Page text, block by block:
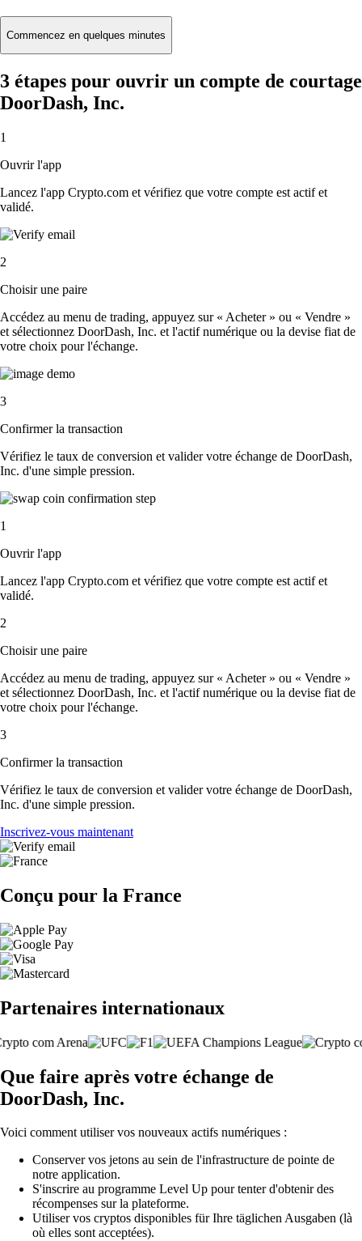
Commencez en quelques minutes
3 étapes pour ouvrir un compte de courtage
DoorDash, Inc.
1
Ouvrir l'app
Lancez l'app Crypto.com et vérifiez que votre compte est actif et
validé.
2
Choisir une paire
Accédez au menu de trading, appuyez sur « Acheter » ou « Vendre »
et sélectionnez DoorDash, Inc. et l'actif numérique ou la devise fiat de
votre choix pour l'échange.
3
Confirmer la transaction
Vérifiez le taux de conversion et valider votre échange de DoorDash,
Inc. d'une simple pression.
1
Ouvrir l'app
Lancez l'app Crypto.com et vérifiez que votre compte est actif et
validé.
2
Choisir une paire
Accédez au menu de trading, appuyez sur « Acheter » ou « Vendre »
et sélectionnez DoorDash, Inc. et l'actif numérique ou la devise fiat de
votre choix pour l'échange.
3
Confirmer la transaction
Vérifiez le taux de conversion et valider votre échange de DoorDash,
Inc. d'une simple pression.
Inscrivez-vous maintenant
Conçu pour la France
Partenaires internationaux
Que faire après votre échange de
DoorDash, Inc.
Voici comment utiliser vos nouveaux actifs numériques :
Conserver vos jetons au sein de l'infrastructure de pointe de
notre application.
S'inscrire au programme Level Up pour tenter d'obtenir des
récompenses sur la plateforme.
Utiliser vos cryptos disponibles für Ihre täglichen Ausgaben (là
où elles sont acceptées).